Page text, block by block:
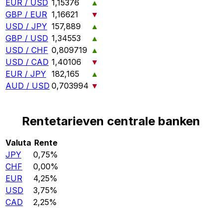
EUR / USD 1,15376
▲
GBP / EUR 1,16621
▼
USD / JPY 157,889
▲
GBP / USD 1,34553
▲
USD / CHF 0,809719 ▲
USD / CAD 1,40106
▼
EUR / JPY 182,165
▲
AUD / USD 0,703994 ▼
Rentetarieven centrale banken
Valuta Rente
JPY
0,75%
CHF
0,00%
EUR
4,25%
USD
3,75%
CAD
2,25%